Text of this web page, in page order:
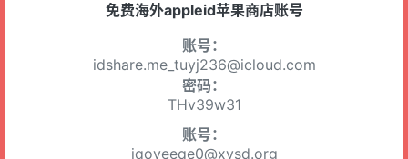
免费海外appleid苹果商店账号
账号：
idshare.me_tuyj236@icloud.com
密码：
THv39w31
账号：
jqoveeqe0@xysd.org